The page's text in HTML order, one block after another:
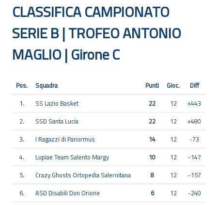
CLASSIFICA CAMPIONATO
SERIE B | TROFEO ANTONIO
MAGLIO | Girone C
Pos. Squadra Punti Gioc.
Diff
1.
SS Lazio Basket 22 12
+443
2.
SSD Santa Lucia 22 12
+480
3.
I Ragazzi di Panormus 14 12
-73
4.
Lupiae Team Salento Margy 10 12
-147
5.
Crazy Ghosts Ortopedia Salernitana 8 12
-157
6.
ASD Disabili Don Orione 6 12
-240